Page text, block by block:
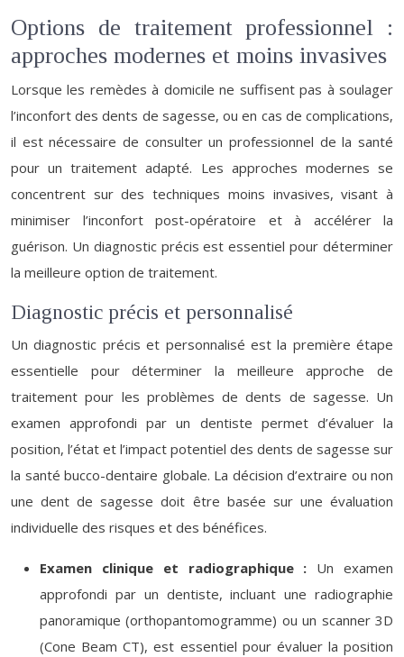
Options de traitement professionnel :
approches modernes et moins invasives
Lorsque les remèdes à domicile ne suffisent pas à soulager
l’inconfort des dents de sagesse, ou en cas de complications,
il est nécessaire de consulter un professionnel de la santé
pour un traitement adapté. Les approches modernes se
concentrent sur des techniques moins invasives, visant à
minimiser l’inconfort post-opératoire et à accélérer la
guérison. Un diagnostic précis est essentiel pour déterminer
la meilleure option de traitement.
Diagnostic précis et personnalisé
Un diagnostic précis et personnalisé est la première étape
essentielle pour déterminer la meilleure approche de
traitement pour les problèmes de dents de sagesse. Un
examen approfondi par un dentiste permet d’évaluer la
position, l’état et l’impact potentiel des dents de sagesse sur
la santé bucco-dentaire globale. La décision d’extraire ou non
une dent de sagesse doit être basée sur une évaluation
individuelle des risques et des bénéfices.
Examen clinique et radiographique : Un examen
approfondi par un dentiste, incluant une radiographie
panoramique (orthopantomogramme) ou un scanner 3D
(Cone Beam CT), est essentiel pour évaluer la position